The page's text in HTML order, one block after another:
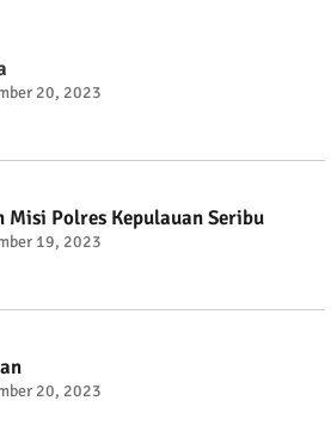
20, 2023
Misi Polres Kepulauan Seribu
19, 2023
20, 2023